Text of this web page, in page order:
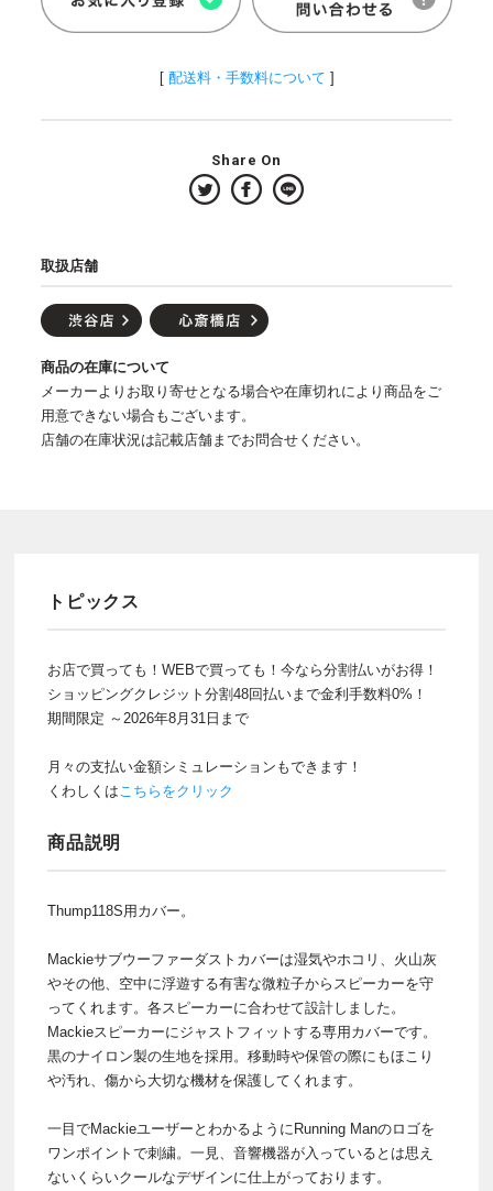
[ 配送料・手数料について ]
Share On
取扱店舗
商品の在庫について
メーカーよりお取り寄せとなる場合や在庫切れにより商品をご
用意できない場合もございます。
店舗の在庫状況は記載店舗までお問合せください。
トピックス
お店で買っても！WEBで買っても！今なら分割払いがお得！
ショッピングクレジット分割48回払いまで金利手数料0%！
期間限定 ～2026年8月31日まで
月々の支払い金額シミュレーションもできます！
くわしくはこちらをクリック
商品説明
Thump118S用カバー。
Mackieサブウーファーダストカバーは湿気やホコリ、火山灰
やその他、空中に浮遊する有害な微粒子からスピーカーを守
ってくれます。各スピーカーに合わせて設計しました。
Mackieスピーカーにジャストフィットする専用カバーです。
黒のナイロン製の生地を採用。移動時や保管の際にもほこり
や汚れ、傷から大切な機材を保護してくれます。
一目でMackieユーザーとわかるようにRunning Manのロゴを
ワンポイントで刺繍。一見、音響機器が入っているとは思え
ないくらいクールなデザインに仕上がっております。